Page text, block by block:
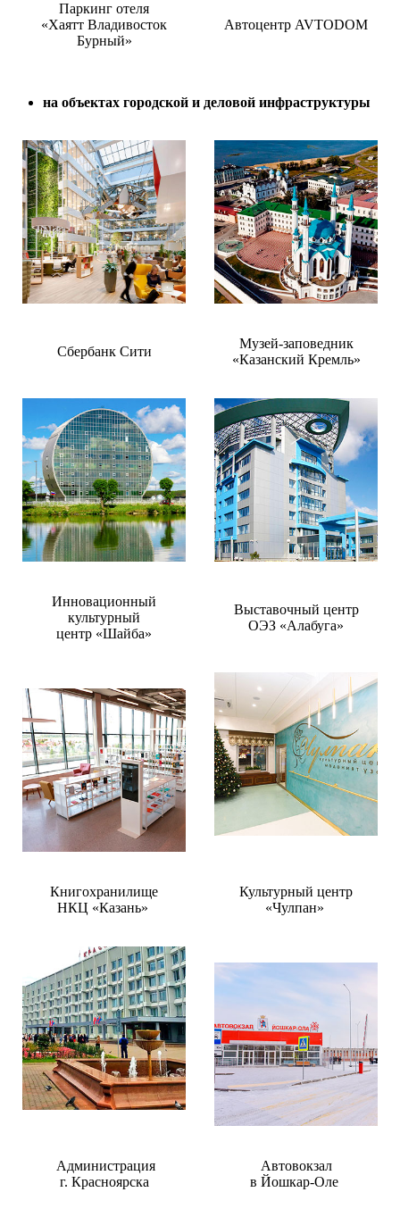
Паркинг отеля
«Хаятт Владивосток
Бурный»
Автоцентр AVTODOM
на объектах городской и деловой инфраструктуры
Сбербанк Сити
Музей-заповедник
«Казанский Кремль»
Инновационный
культурный
центр «Шайба»
Выставочный центр
ОЭЗ «Алабуга»
Книгохранилище
НКЦ «Казань»
Культурный центр
«Чулпан»
Администрация
г. Красноярска
Автовокзал
в Йошкар-Оле